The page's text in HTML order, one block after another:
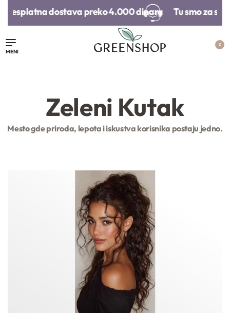
Besplatna dostava preko 4.000 dinara​ Tu smo za
suvo pranje tamne
kose | Centifolia
1.790,00RSD
0
Zeleni Kutak
Mesto gde priroda, lepota i iskustva korisnika postaju jedno.